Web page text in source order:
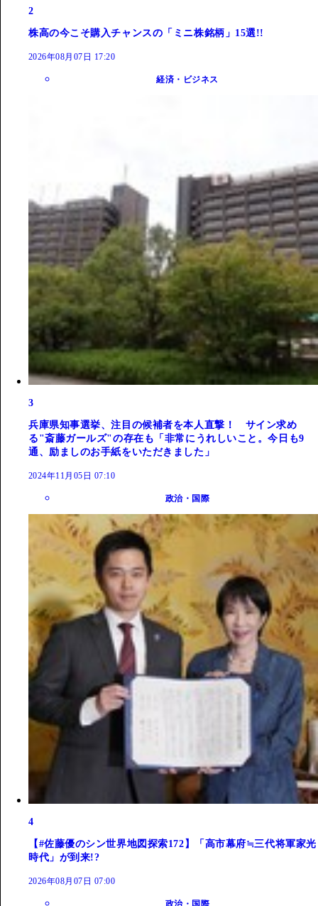
2
株高の今こそ購入チャンスの「ミニ株銘柄」15選!!
2026年08月07日 17:20
経済・ビジネス
3
兵庫県知事選挙、注目の候補者を本人直撃！ サイン求め
る"斎藤ガールズ"の存在も「非常にうれしいこと。今日も9
通、励ましのお手紙をいただきました」
2024年11月05日 07:10
政治・国際
4
【#佐藤優のシン世界地図探索172】「高市幕府≒三代将軍家光
時代」が到来!?
2026年08月07日 07:00
政治・国際